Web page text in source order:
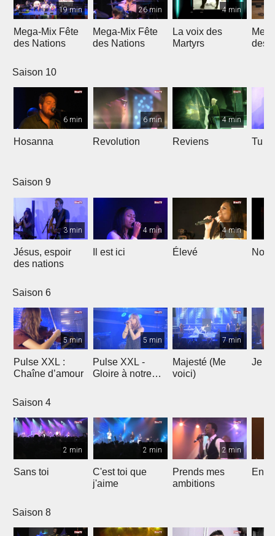
19 min
Mega-Mix Fête
des Nations
26 min
Mega-Mix Fête
des Nations
4 min
La voix des
Martyrs
des
Saison 10
6 min
Hosanna
6 min
Revolution
4 min
Reviens Tu
Saison 9
3 min
Jésus, espoir
des nations
4 min
Il est ici
4 min
Élevé
Saison 6
5 min
Pulse XXL :
Chaîne d’amour
5 min
Pulse XXL -
Gloire à notre
7 min
Majesté (Me
voici)
Je te
Saison 4
2 min
Sans toi
2 min
C'est toi que
j'aime
2 min
Prends mes
ambitions
Saison 8